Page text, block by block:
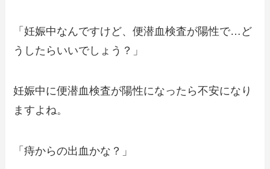
「妊娠中なんですけど、便潜血検査が陽性で…ど
うしたらいいでしょう？」
妊娠中に便潜血検査が陽性になったら不安になり
ますよね。
「痔からの出血かな？」